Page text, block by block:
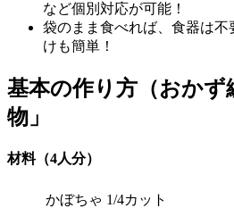
など個別対応が可能！
袋のまま食べれば、食器は
けも簡単！
基本の作り方（おかず
物」
材料（4人分）
かぼちゃ 1/4カット